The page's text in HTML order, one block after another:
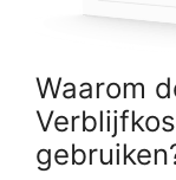
Waarom